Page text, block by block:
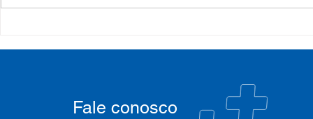
SETEC, realiza Assembleia e
COSEMS/
junto ao
Nacional
Fale conosco